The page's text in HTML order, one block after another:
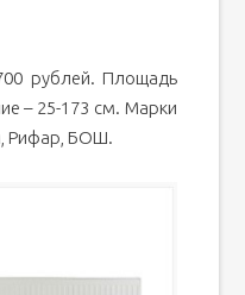
рублей. Площадь
– 25-173 см. Марки
Рифар, БОШ.